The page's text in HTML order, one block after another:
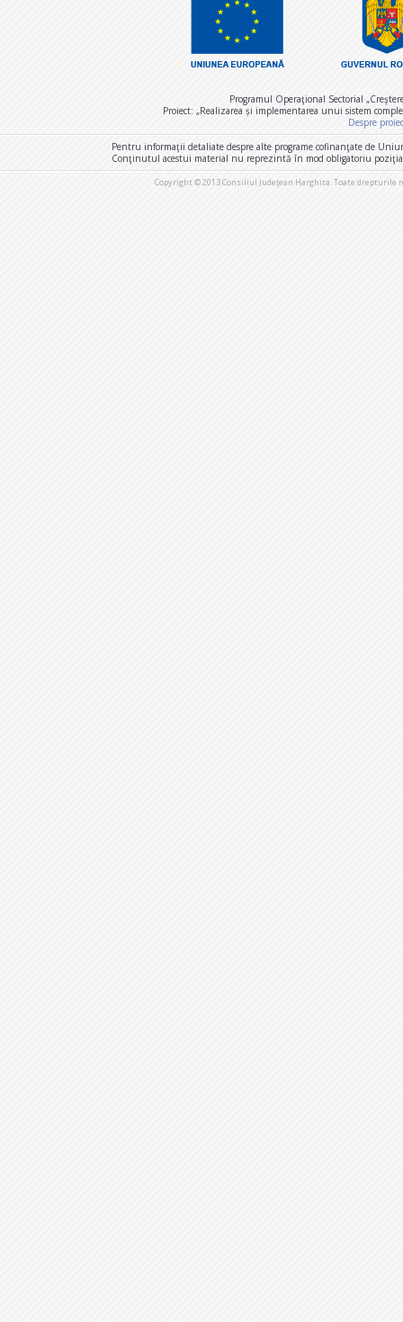
Programul Operaţional Sectorial
Proiect: „Realizarea și implementarea unui sistem
Despre
Pentru informaţii detaliate despre alte programe cofinanţate de
Conţinutul acestui material nu reprezintă în mod obligatoriu
Copyright © 2013 Consiliul Judeţean Harghita. Toate drepturile